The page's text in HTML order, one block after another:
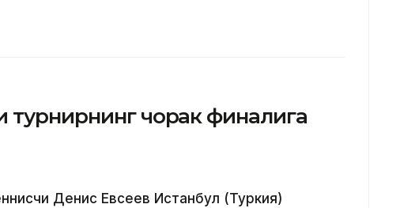
турнирнинг чорак финалига
Денис Евсеев Истанбул (Туркия)